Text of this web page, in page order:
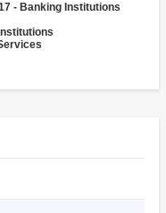
- Banking Institutions